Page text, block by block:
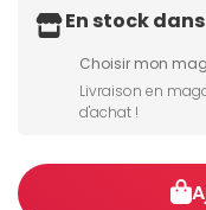
En stock
Choisir mon
Livraison en
d'achat !